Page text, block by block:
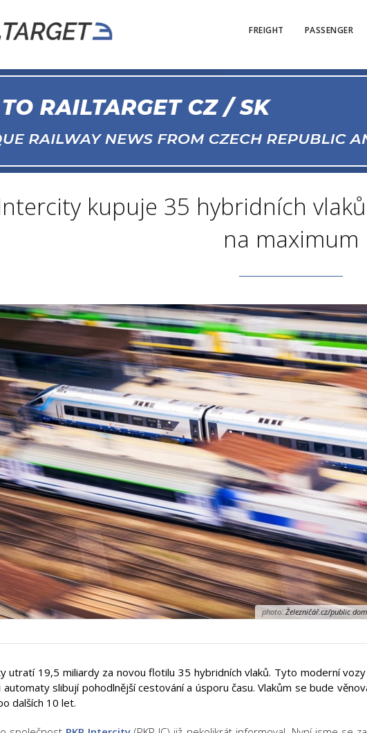
FREIGHT PASSENGER
kupuje 35 hybridních
na maximum
photo:Železničář.cz/public
utratí 19,5 miliardy za novou flotilu 35 hybridních vlaků. Tyto moderní
slibují pohodlnější cestování a úsporu času. Vlakům se bude
dalších 10 let.